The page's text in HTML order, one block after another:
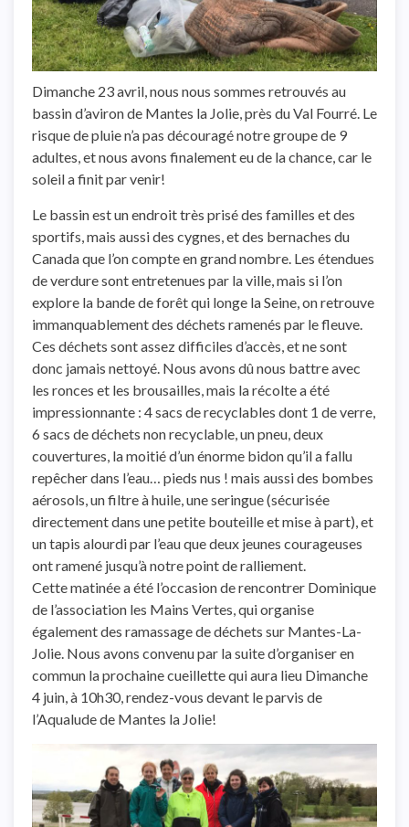
Dimanche 23 avril, nous nous sommes retrouvés au
bassin d’aviron de Mantes la Jolie, près du Val Fourré. Le
risque de pluie n’a pas découragé notre groupe de 9
adultes, et nous avons finalement eu de la chance, car le
soleil a finit par venir!
Le bassin est un endroit très prisé des familles et des
sportifs, mais aussi des cygnes, et des bernaches du
Canada que l’on compte en grand nombre. Les étendues
de verdure sont entretenues par la ville, mais si l’on
explore la bande de forêt qui longe la Seine, on retrouve
immanquablement des déchets ramenés par le fleuve.
Ces déchets sont assez difficiles d’accès, et ne sont
donc jamais nettoyé. Nous avons dû nous battre avec
les ronces et les brousailles, mais la récolte a été
impressionnante : 4 sacs de recyclables dont 1 de verre,
6 sacs de déchets non recyclable, un pneu, deux
couvertures, la moitié d’un énorme bidon qu’il a fallu
repêcher dans l’eau… pieds nus ! mais aussi des bombes
aérosols, un filtre à huile, une seringue (sécurisée
directement dans une petite bouteille et mise à part), et
un tapis alourdi par l’eau que deux jeunes courageuses
ont ramené jusqu’à notre point de ralliement.
Cette matinée a été l’occasion de rencontrer Dominique
de l’association les Mains Vertes, qui organise
également des ramassage de déchets sur Mantes-La-
Jolie. Nous avons convenu par la suite d’organiser en
commun la prochaine cueillette qui aura lieu Dimanche
4 juin, à 10h30, rendez-vous devant le parvis de
l’Aqualude de Mantes la Jolie!